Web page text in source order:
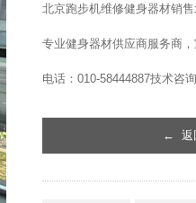
北京跑步机维修健身器材销
专业健身器材供应商服务商
电话：010-58444887技术咨
← 返